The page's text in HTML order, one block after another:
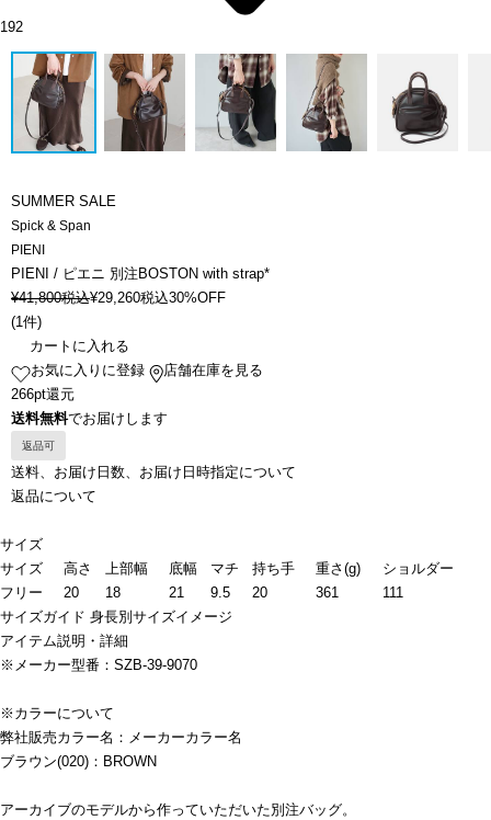
192
SUMMER SALE
Spick & Span
PIENI
PIENI / ピエニ 別注BOSTON with strap*
¥41,800税込¥29,260税込30%OFF
(1件)
カートに入れる
お気に入りに登録
店舗在庫を見る
266pt還元
送料無料でお届けします
返品可
送料、お届け日数、お届け日時指定について
返品について
サイズ
サイズ
高さ 上部幅 底幅 マチ 持ち手 重さ(g)
ショルダー
フリー
20 18 21 9.5 20 361
111
サイズガイド 身長別サイズイメージ
アイテム説明・詳細
※メーカー型番：SZB-39-9070
※カラーについて
弊社販売カラー名：メーカーカラー名
ブラウン(020)：BROWN
アーカイブのモデルから作っていただいた別注バッグ。